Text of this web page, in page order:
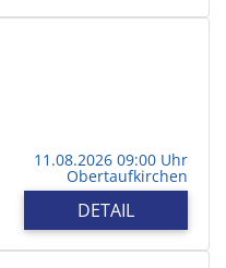
11.08.2026 09:00 Uhr
Obertaufkirchen
DETAIL